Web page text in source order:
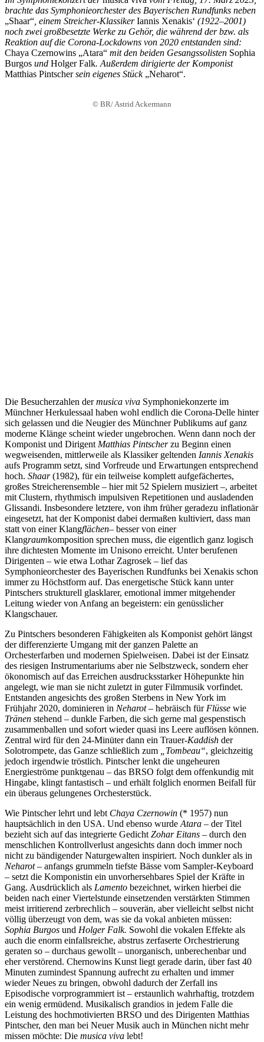
brachte das Symphonieorchester des Bayerischen Rundfunks neben
„Shaar“ , einem Streicher-KlassikerIannis Xenakis‘ (1922–2001)
noch zwei großbesetzte Werke zu Gehör, die während der bzw. als
Reaktion auf die Corona-Lockdowns von 2020 entstanden sind:
Chaya Czernowins „Atara“ mit den beiden Gesangssolisten Sophia
Burgos und Holger Falk. Außerdem dirigierte der Komponist
Matthias Pintschersein eigenes Stück „Neharot“.
© BR/ Astrid Ackermann
Die Besucherzahlen dermusica viva Symphoniekonzerte im
Münchner Herkulessaal haben wohl endlich die Corona-Delle hinter
sich gelassen und die Neugier des Münchner Publikums auf ganz
moderne Klänge scheint wieder ungebrochen. Wenn dann noch der
Komponist und Dirigent Matthias Pintscherzu Beginn einen
wegweisenden, mittlerweile als Klassiker geltenden Iannis Xenakis
aufs Programm setzt, sind Vorfreude und Erwartungen entsprechend
hoch. Shaar(1982), für ein teilweise komplett aufgefächertes,
großes Streicherensemble – hier mit 52 Spielern musiziert –, arbeitet
mit Clustern, rhythmisch impulsiven Repetitionen und ausladenden
Glissandi. Insbesondere letztere, von ihm früher geradezu inflationär
eingesetzt, hat der Komponist dabei dermaßen kultiviert, dass man
statt von einer Klangflächen– besser von einer
Klangraumkomposition sprechen muss, die eigentlich ganz logisch
ihre dichtesten Momente im Unisono erreicht. Unter berufenen
Dirigenten – wie etwa Lothar Zagrosek – lief das
Symphonieorchester des Bayerischen Rundfunks bei Xenakis schon
immer zu Höchstform auf. Das energetische Stück kann unter
Pintschers strukturell glasklarer, emotional immer mitgehender
Leitung wieder von Anfang an begeistern: ein genüsslicher
Klangschauer.
Zu Pintschers besonderen Fähigkeiten als Komponist gehört längst
der differenzierte Umgang mit der ganzen Palette an
Orchesterfarben und modernen Spielweisen. Dabei ist der Einsatz
des riesigen Instrumentariums aber nie Selbstzweck, sondern eher
ökonomisch auf das Erreichen ausdrucksstarker Höhepunkte hin
angelegt, wie man sie nicht zuletzt in guter Filmmusik vorfindet.
Entstanden angesichts des großen Sterbens in New York im
Frühjahr 2020, dominieren in Neharot– hebräisch für Flüsse wie
Tränen stehend – dunkle Farben, die sich gerne mal gespenstisch
zusammenballen und sofort wieder quasi ins Leere auflösen können.
Zentral wird für den 24-Minüter dann ein Trauer-Kaddish der
Solotrompete, das Ganze schließlich zum
„Tombeau“, gleichzeitig
jedoch irgendwie tröstlich. Pintscher lenkt die ungeheuren
Energieströme punktgenau – das BRSO folgt dem offenkundig mit
Hingabe, klingt fantastisch – und erhält folglich enormen Beifall für
ein überaus gelungenes Orchesterstück.
Wie Pintscher lehrt und lebt Chaya Czernowin (* 1957) nun
hauptsächlich in den USA. Und ebenso wurde Atara – der Titel
bezieht sich auf das integrierte Gedicht Zohar Eitans – durch den
menschlichen Kontrollverlust angesichts dann doch immer noch
nicht zu bändigender Naturgewalten inspiriert. Noch dunkler als in
Neharot– anfangs grummeln tiefste Bässe vom Sampler-Keyboard
– setzt die Komponistin ein unvorhersehbares Spiel der Kräfte in
Gang. Ausdrücklich als Lamento bezeichnet, wirken hierbei die
beiden nach einer Viertelstunde einsetzenden verstärkten Stimmen
meist irritierend zerbrechlich – souverän, aber vielleicht selbst nicht
völlig überzeugt von dem, was sie da vokal anbieten müssen:
Sophia Burgos und Holger Falk. Sowohl die vokalen Effekte als
auch die enorm einfallsreiche, abstrus zerfaserte Orchestrierung
geraten so – durchaus gewollt – unorganisch, unberechenbar und
eher verstörend. Chernowins Kunst liegt gerade darin, über fast 40
Minuten zumindest Spannung aufrecht zu erhalten und immer
wieder Neues zu bringen, obwohl dadurch der Zerfall ins
Episodische vorprogrammiert ist – erstaunlich wahrhaftig, trotzdem
ein wenig ermüdend. Musikalisch grandios in jedem Falle die
Leistung des hochmotivierten BRSO und des Dirigenten Matthias
Pintscher, den man bei Neuer Musik auch in München nicht mehr
missen möchte: Die musica viva lebt!